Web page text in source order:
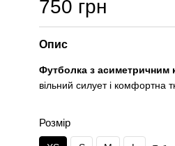
750 грн
Опис
Футболка з асиметричним
вільний силует і комфортна
Розмір